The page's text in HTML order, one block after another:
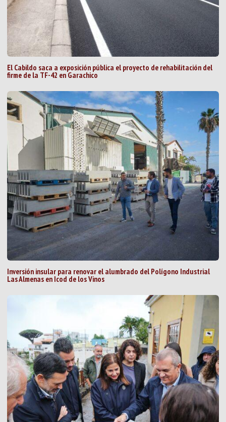
El Cabildo saca a exposición pública el proyecto de rehabilitación del
firme de la TF-42 en Garachico
Inversión insular para renovar el alumbrado del Polígono Industrial
Las Almenas en Icod de los Vinos